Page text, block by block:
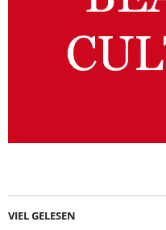
VIEL GELESEN